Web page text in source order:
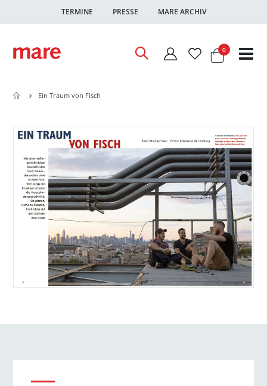
TERMINE PRESSE MARE ARCHIV
Warenkorb
0Artikel
Ein Traum von Fisch
Zum
der
Bildgalerie
springen
Zum
der
Bildgalerie
springen